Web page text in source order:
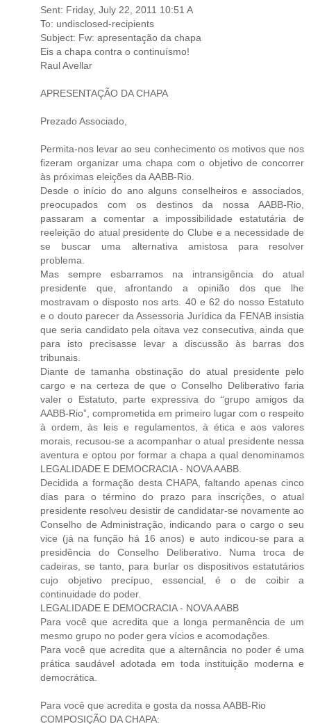
Sent: Friday, July 22, 2011 10:51 A
To: undisclosed-recipients
Subject: Fw: apresentação da chapa
Eis a chapa contra o continuísmo!
Raul Avellar
APRESENTAÇÃO DA CHAPA
Prezado Associado,
Permita-nos levar ao seu conhecimento os motivos que nos
fizeram organizar uma chapa com o objetivo de concorrer
às próximas eleições da AABB-Rio.
Desde o início do ano alguns conselheiros e associados,
preocupados com os destinos da nossa AABB-Rio,
passaram a comentar a impossibilidade estatutária de
reeleição do atual presidente do Clube e a necessidade de
se buscar uma alternativa amistosa para resolver
problema.
Mas sempre esbarramos na intransigência do atual
presidente que, afrontando a opinião dos que lhe
mostravam o disposto nos arts. 40 e 62 do nosso Estatuto
e o douto parecer da Assessoria Jurídica da FENAB insistia
que seria candidato pela oitava vez consecutiva, ainda que
para isto precisasse levar a discussão às barras dos
tribunais.
Diante de tamanha obstinação do atual presidente pelo
cargo e na certeza de que o Conselho Deliberativo faria
valer o Estatuto, parte expressiva do “grupo amigos da
AABB-Rio”, comprometida em primeiro lugar com o respeito
à ordem, às leis e regulamentos, à ética e aos valores
morais, recusou-se a acompanhar o atual presidente nessa
aventura e optou por formar a chapa a qual denominamos
LEGALIDADE E DEMOCRACIA - NOVA AABB.
Decidida a formação desta CHAPA, faltando apenas cinco
dias para o término do prazo para inscrições, o atual
presidente resolveu desistir de candidatar-se novamente ao
Conselho de Administração, indicando para o cargo o seu
vice (já na função há 16 anos) e auto indicou-se para a
presidência do Conselho Deliberativo. Numa troca de
cadeiras, se tanto, para burlar os dispositivos estatutários
cujo objetivo precípuo, essencial, é o de coibir a
continuidade do poder.
LEGALIDADE E DEMOCRACIA - NOVA AABB
Para você que acredita que a longa permanência de um
mesmo grupo no poder gera vícios e acomodações.
Para você que acredita que a alternância no poder é uma
prática saudável adotada em toda instituição moderna e
democrática.
Para você que acredita e gosta da nossa AABB-Rio
COMPOSIÇÃO DA CHAPA: